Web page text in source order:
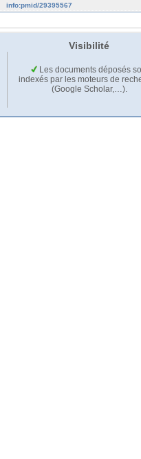
info:pmid/29395567
Visibilité
Les documents déposés
indexés par les moteurs de
(Google Scholar,…).